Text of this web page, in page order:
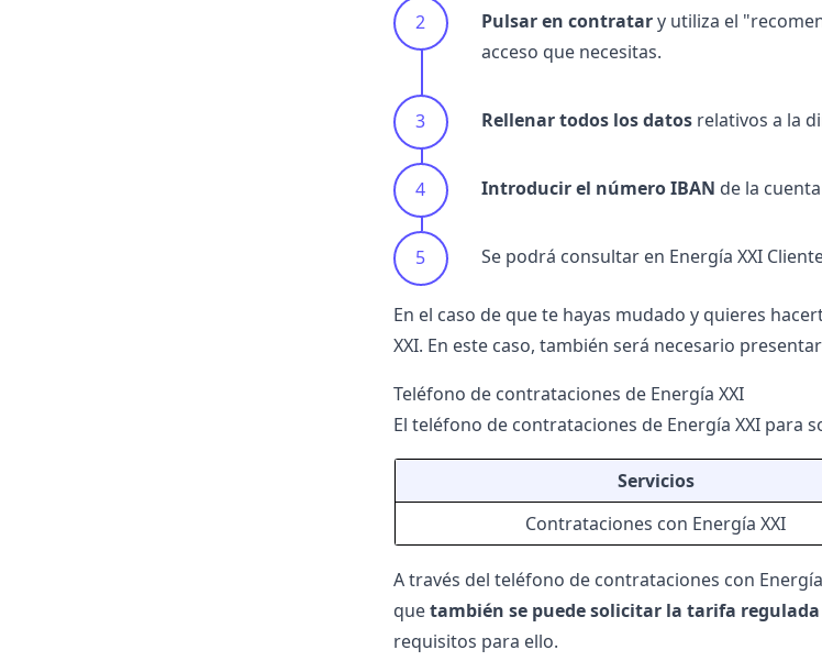
Pulsar en contratary utiliza el
acceso que necesitas.
Rellenar todos los datosrelativos a la
Introducir el número IBAN de la
Se podrá consultar en Energía XXI
En el caso de que te hayas mudado y quieres
XXI. En este caso, también será necesario
Teléfono de contrataciones de Energía XXI
El teléfono de contrataciones de Energía XXI para
Servicios
Contrataciones con Energía XXI
A través del teléfono de contrataciones con
quetambién se puede solicitar la tarifa
requisitos para ello.